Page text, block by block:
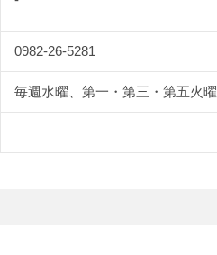
0982-26-5281
毎週水曜、第一・第三・第五火曜